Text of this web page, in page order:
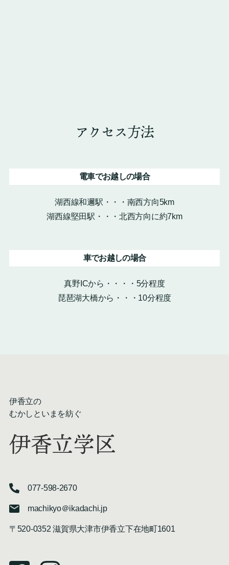
アクセス方法
電車でお越しの場合
湖西線和邇駅・・・南西方向5km
湖西線堅田駅・・・北西方向に約7km
車でお越しの場合
真野ICから・・・・5分程度
琵琶湖大橋から・・・10分程度
伊香立の
むかしといまを紡ぐ
伊香立学区
077-598-2670
machikyo＠ikadachi.jp
〒520-0352 滋賀県大津市伊香立下在地町1601